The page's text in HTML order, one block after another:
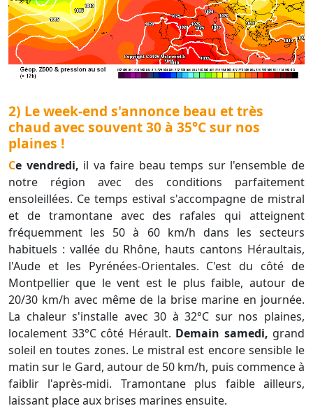
2) Le week-end s'annonce beau et très
chaud avec souvent 30 à 35°C sur nos
plaines !
Ce vendredi, il va faire beau temps sur l'ensemble de
notre région avec des conditions parfaitement
ensoleillées. Ce temps estival s'accompagne de mistral
et de tramontane avec des rafales qui atteignent
fréquemment les 50 à 60 km/h dans les secteurs
habituels : vallée du Rhône, hauts cantons Héraultais,
l'Aude et les Pyrénées-Orientales. C'est du côté de
Montpellier que le vent est le plus faible, autour de
20/30 km/h avec même de la brise marine en journée.
La chaleur s'installe avec 30 à 32°C sur nos plaines,
localement 33°C côté Hérault. Demain samedi, grand
soleil en toutes zones. Le mistral est encore sensible le
matin sur le Gard, autour de 50 km/h, puis commence à
faiblir l'après-midi. Tramontane plus faible ailleurs,
laissant place aux brises marines ensuite.